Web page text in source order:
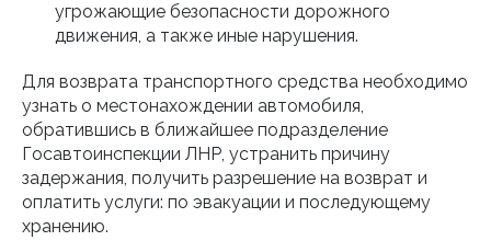
угрожающие безопасности дорожного
движения, а также иные нарушения.
Для возврата транспортного средства необходимо
узнать о местонахождении автомобиля,
обратившись в ближайшее подразделение
Госавтоинспекции ЛНР, устранить причину
задержания, получить разрешение на возврат и
оплатить услуги: по эвакуации и последующему
хранению.